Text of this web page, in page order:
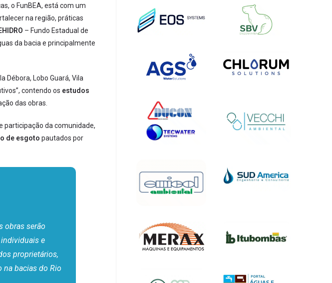
o FunBEA, está com um
na região, práticas
– Fundo Estadual de
da bacia e principalmente
Débora, Lobo Guará, Vila
contendo os estudos
das obras.
participação da comunidade,
de esgoto pautados por
obras serão
e
proprietários,
bacias do Rio